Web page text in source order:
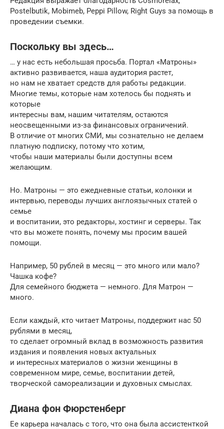
Postelbutik, Mobimeb, Peppi Pillow, Right Guys за помощь в
проведении съемки.
Поскольку вы здесь…
… у нас есть небольшая просьба. Портал «Матроны»
активно развивается, наша аудитория растет,
но нам не хватает средств для работы редакции.
Многие темы, которые нам хотелось бы поднять и
которые
интересны вам, нашим читателям, остаются
неосвещенными из-за финансовых ограничений.
В отличие от многих СМИ, мы сознательно не делаем
платную подписку, потому что хотим,
чтобы наши материалы были доступны всем
желающим.
Но. Матроны — это ежедневные статьи, колонки и
интервью, переводы лучших англоязычных статей о
семье
и воспитании, это редакторы, хостинг и серверы. Так
что вы можете понять, почему мы просим вашей
помощи.
Например, 50 рублей в месяц — это много или мало?
Чашка кофе?
Для семейного бюджета — немного. Для Матрон —
много.
Если каждый, кто читает Матроны, поддержит нас 50
рублями в месяц,
то сделает огромный вклад в возможность развития
издания и появления новых актуальных
и интересных материалов о жизни женщины в
современном мире, семье, воспитании детей,
творческой самореализации и духовных смыслах.
Диана фон Фюрстенберг
Ее карьера началась с того, что она была ассистенткой